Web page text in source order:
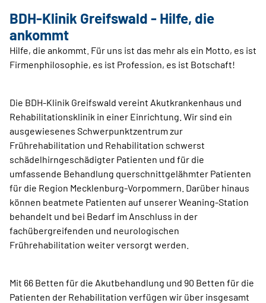
BDH-Klinik Greifswald - Hilfe, die
ankommt
Hilfe, die ankommt. Für uns ist das mehr als ein Motto, es ist
Firmenphilosophie, es ist Profession, es ist Botschaft!
Die BDH-Klinik Greifswald vereint Akutkrankenhaus und
Rehabilitationsklinik in einer Einrichtung. Wir sind ein
ausgewiesenes Schwerpunktzentrum zur
Frührehabilitation und Rehabilitation schwerst
schädelhirngeschädigter Patienten und für die
umfassende Behandlung querschnittgelähmter Patienten
für die Region Mecklenburg-Vorpommern. Darüber hinaus
können beatmete Patienten auf unserer Weaning-Station
behandelt und bei Bedarf im Anschluss in der
fachübergreifenden und neurologischen
Frührehabilitation weiter versorgt werden.
Mit 66 Betten für die Akutbehandlung und 90 Betten für die
Patienten der Rehabilitation verfügen wir über insgesamt